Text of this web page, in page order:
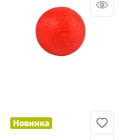
Новинка